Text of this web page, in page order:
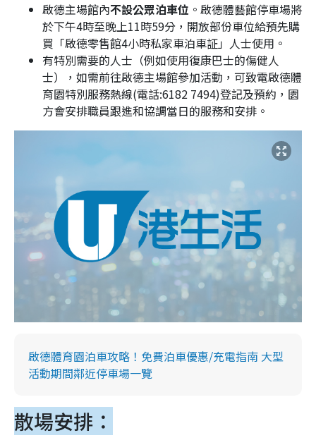
啟德主場館內不設公眾泊車位 。啟德體藝館停車場將
於下午4時至晚上11時59分，開放部份車位給預先購
買「啟德零售館4小時私家車泊車証」人士使用。
有特別需要的人士（例如使用復康巴士的傷健人
士），如需前往啟德主場館參加活動，可致電啟德體
育園特別服務熱線(電話:6182 7494)登記及預約，園
方會安排職員跟進和協調當日的服務和安排。
啟德體育園泊車攻略！免費泊車優惠/充電指南 大型
活動期間鄰近停車場一覽
散場安排：